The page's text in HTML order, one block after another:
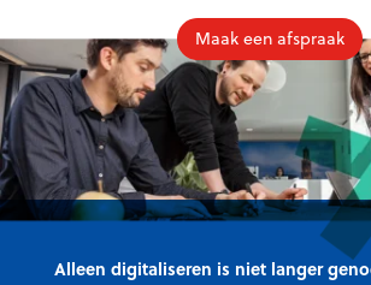
Maak een afspraak
Alleen digitaliseren is niet langer